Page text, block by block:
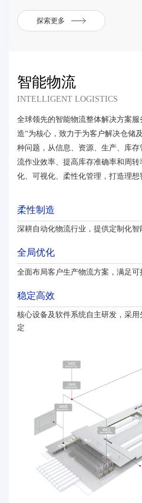
探索更多
智能物流
INTELLIGENT LOGISTICS
全球领先的智能物流整体解决方案
造”为核心，致力于为客户解决仓储
种问题，从信息、资源、生产、库
流作业效率、提高库存准确率和周
化、可视化、柔性化管理，打造理想
柔性制造
深耕自动化物流行业，提供定制化智
全局优化
全面布局客户生产物流方案，满足
稳定高效
核心设备及软件系统自主研发，采
定